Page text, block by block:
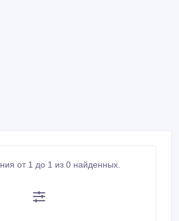
от 1 до 1 из 0 найденных.